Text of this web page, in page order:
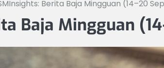
Berita Baja Mingguan (14–20
Baja Mingguan